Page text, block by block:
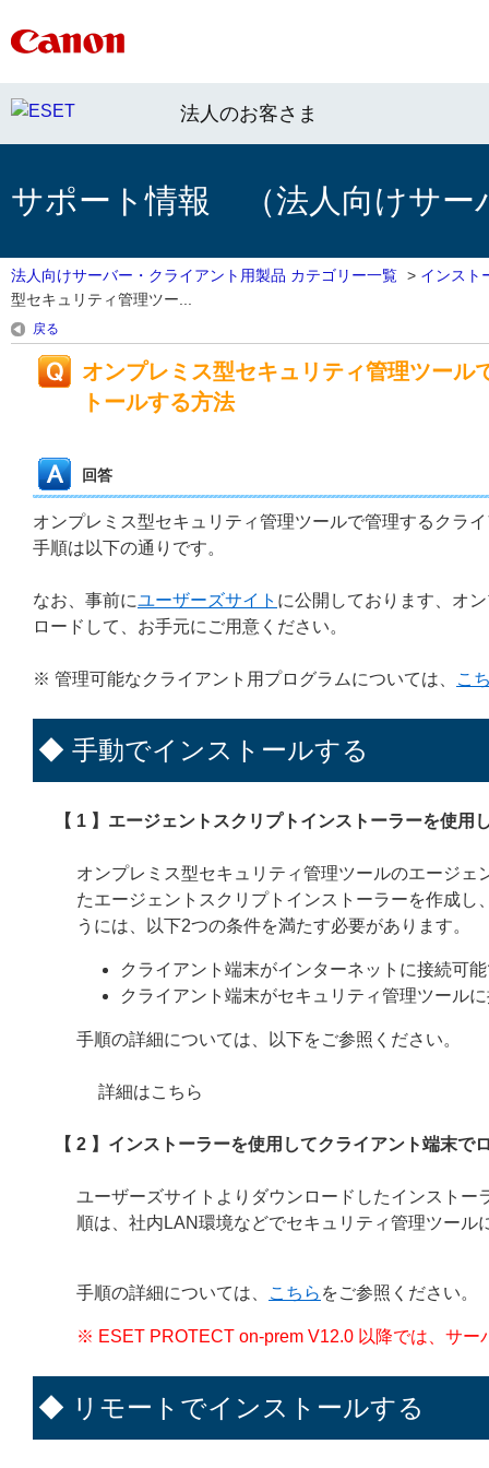
法人のお客さま
サポート情報 （法人向けサー
法人向けサーバー・クライアント用製品 カテゴリー一覧 > インスト
型セキュリティ管理ツー...
戻る
オンプレミス型セキュリティ管理ツール
トールする方法
回答
オンプレミス型セキュリティ管理ツールで管理するクラ
手順は以下の通りです。
なお、事前にユーザーズサイト に公開しております、オ
ロードして、お手元にご用意ください。
※ 管理可能なクライアント用プログラムについては、 こ
◆ 手動でインストールする
【 1 】エージェントスクリプトインストーラーを使
オンプレミス型セキュリティ管理ツールのエージ
たエージェントスクリプトインストーラーを作成
うには、以下2つの条件を満たす必要があります。
クライアント端末がインターネットに接続可
クライアント端末がセキュリティ管理ツール
手順の詳細については、以下をご参照ください。
詳細はこちら
【 2 】インストーラーを使用してクライアント端末で
ユーザーズサイトよりダウンロードしたインスト
順は、社内LAN環境などでセキュリティ管理ツー
手順の詳細については、 こちら をご参照ください。
※ ESET PROTECT on-prem V12.0 以降では、サ
◆ リモートでインストールする